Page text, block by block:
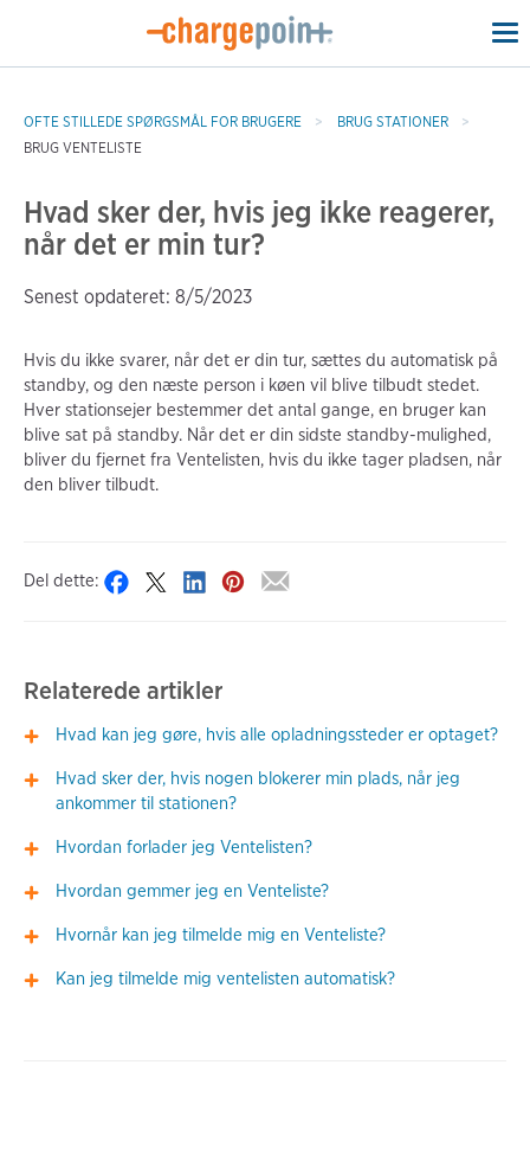
OFTE STILLEDE SPØRGSMÅL FOR BRUGERE
BRUG STATIONER
BRUG VENTELISTE
Hvad sker der, hvis jeg ikke reagerer,
når det er min tur?
Senest opdateret: 8/5/2023
Hvis du ikke svarer, når det er din tur, sættes du automatisk på
standby, og den næste person i køen vil blive tilbudt stedet.
Hver stationsejer bestemmer det antal gange, en bruger kan
blive sat på standby. Når det er din sidste standby-mulighed,
bliver du fjernet fra Ventelisten, hvis du ikke tager pladsen, når
den bliver tilbudt.
Del dette:
Relaterede artikler
Hvad kan jeg gøre, hvis alle opladningssteder er optaget?
Hvad sker der, hvis nogen blokerer min plads, når jeg
ankommer til stationen?
Hvordan forlader jeg Ventelisten?
Hvordan gemmer jeg en Venteliste?
Hvornår kan jeg tilmelde mig en Venteliste?
Kan jeg tilmelde mig ventelisten automatisk?